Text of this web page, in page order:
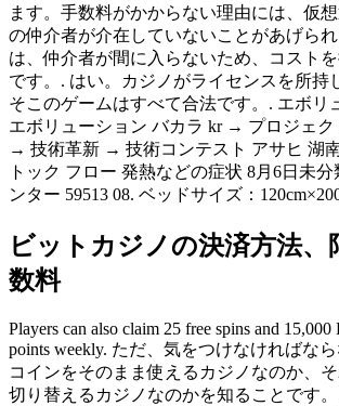
ます。手数料がかからない理由には、仮
の仲介者が介在していないことがあげら
は、仲介者が間に入らないため、コスト
です。. はい。カジノがライセンスを所持
そこのゲームはすべて合法です。. エボリ
エボリューション バカラ kr → プロジェク
→ 技術革新 → 技術コンテスト アサヒ 湖
トック フロー 発熱などの症状 8月6日未
ンター 59513 08. ベッドサイズ：
ビットカジノの決済方法、
数料
Players can also claim 25 free spins and 15,000
points weekly. ただ、気をつけなければな
コインをそのまま使えるカジノなのか、
切り替えるカジノなのかを知ることです